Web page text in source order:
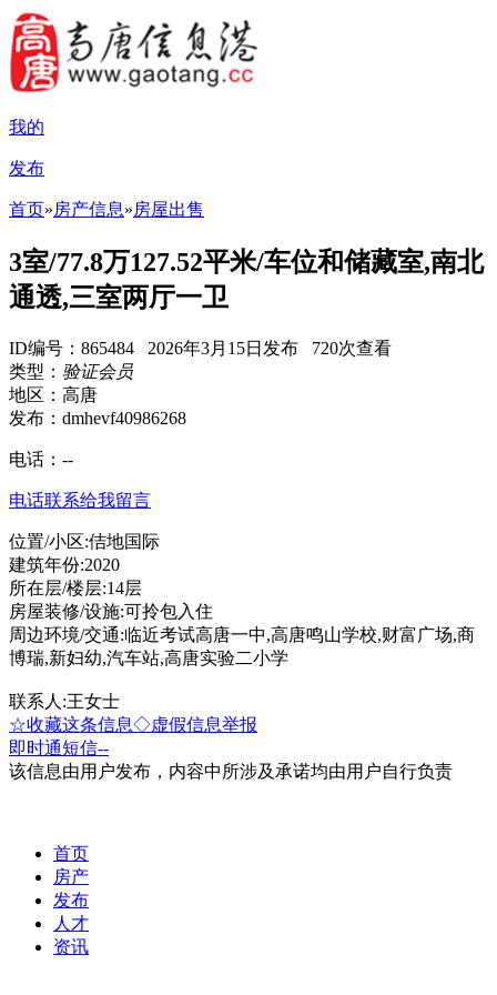
我的
发布
首页»房产信息»房屋出售
3室/77.8万127.52平米/车位和储藏室,南北
通透,三室两厅一卫
ID编号：865484 2026年3月15日发布 720次查看
类型： 验证会员
地区：高唐
发布：dmhevf40986268
电话： --
电话联系给我留言
位置/小区:佶地国际
建筑年份:2020
所在层/楼层:14层
房屋装修/设施:可拎包入住
周边环境/交通:临近考试高唐一中,高唐鸣山学校,财富广场,商
博瑞,新妇幼,汽车站,高唐实验二小学
联系人:王女士
☆收藏这条信息◇虚假信息举报
即时通短信--
该信息由用户发布，内容中所涉及承诺均由用户自行负责
首页
房产
发布
人才
资讯